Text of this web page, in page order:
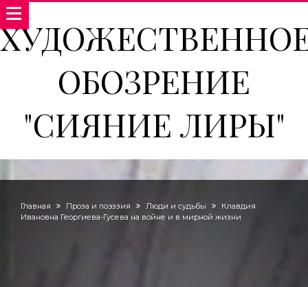
ОБОЗРЕНИЕ
"СИЯНИЕ ЛИРЫ"
Главная Проза и поэззия Люди и судьбы
Клавдия
Ивановна Георгиева-Гусева на войне и в мирной жизни